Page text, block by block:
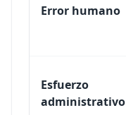
Error humano
Esfuerzo
administrativo